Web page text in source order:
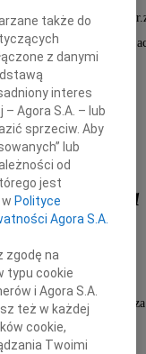
dnia
Ciocia i
Seidel-Kula
odbędzie się
o godzinie 11.00
przy ulicy Sienkiewicza
także do
z danymi
interes
– Agora S.A. – lub
sprzeciw. Aby
lub
od
jest
Polityce
Agora S.A.
zgodę na
typu cookie
i Agora S.A.
też w każdej
cookie,
Twoimi